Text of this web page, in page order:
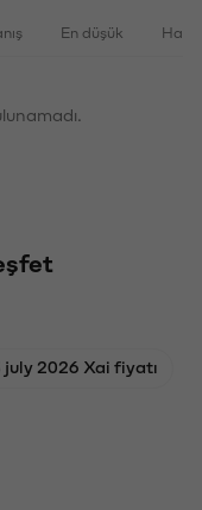
En düşük
july 2026 Xai fiyatı